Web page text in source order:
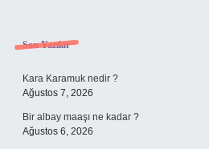
Sidebar
Son Yazılar
Kara Karamuk nedir ?
Ağustos 7, 2026
Bir albay maaşı ne kadar ?
Ağustos 6, 2026